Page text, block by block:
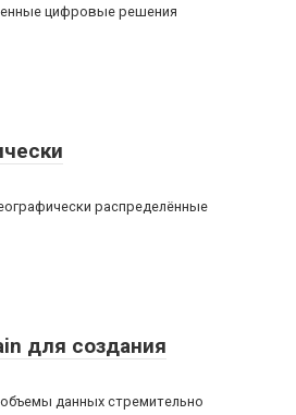
цифровые решения
распределённые
для создания
данных стремительно